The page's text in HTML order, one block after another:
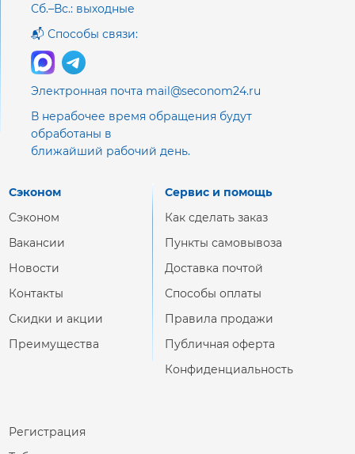
Сб.–Вс.: выходные
📬 Способы связи:
Электронная почта mail@seconom24.ru
В нерабочее время обращения будут
обработаны в
ближайший рабочий день.
Сэконом
Сэконом
Вакансии
Новости
Контакты
Скидки и акции
Преимущества
Сервис и помощь
Как сделать заказ
Пункты самовывоза
Доставка почтой
Способы оплаты
Правила продажи
Публичная оферта
Конфиденциальность
Регистрация